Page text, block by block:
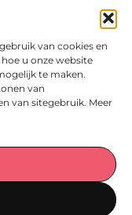
van cookies en
u onze website
te maken.
van
van sitegebruik. Meer
aan hebt en artikelen